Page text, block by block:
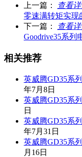
上一篇： 查看
零速满转矩实现
下一篇：
查看
Goodrive35系列
相关推荐
英威腾GD35系
年7月8日
英威腾GD35系
日
英威腾GD35系
年7月31日
英威腾GD35系
月16日